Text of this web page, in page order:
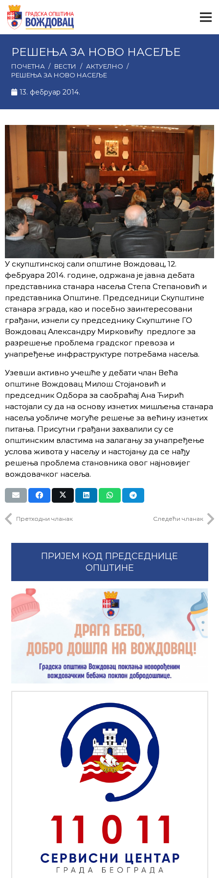
РЕШЕЊА ЗА НОВО НАСЕЉЕ
ПОЧЕТНА / ВЕСТИ / АКТУЕЛНО /
РЕШЕЊА ЗА НОВО НАСЕЉЕ
13. фебруар 2014.
У скупштинској сали општине Вождовац, 12.
фебруара 2014. године, одржана је јавна дебата
представника станара насеља Степа Степановић и
представника Општине. Председници Скупштине
станара зграда, као и посебно заинтересовани
грађани, изнели су председнику Скупштине ГО
Вождовац Александру Мирковићу предлоге за
разрешење проблема градског превоза и
унапређење инфраструктуре потребама насеља.
Узевши активно учешће у дебати члан Већа
општине Вождовац Милош Стојановић и
председник Одбора за саобраћај Ана Ћирић
настојали су да на основу изнетих мишљења станара
насеља уобличе могуће решење за већину изнетих
питања. Присутни грађани захвалили су се
општинским властима на залагању за унапређење
услова живота у насељу и настојању да се нађу
решења проблема становника овог најновијег
вождовачког насеља.
Претходни чланак Следећи чланак
ПРИЈЕМ КОД ПРЕДСЕДНИЦЕ
ОПШТИНЕ